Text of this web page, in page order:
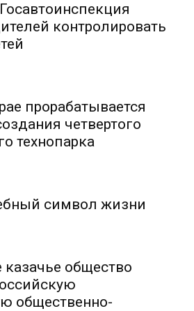
контролировать
прорабатывается
четвертого
технопарка
символ жизни
казачье общество
общественно-